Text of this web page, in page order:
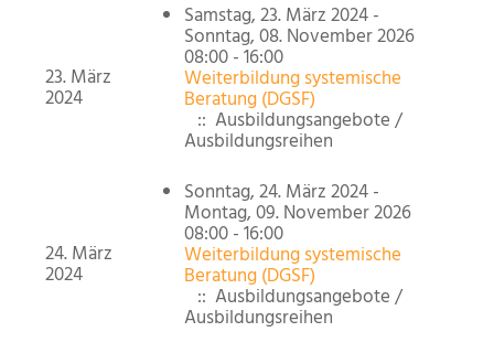
23. März
2024
Samstag, 23. März 2024 -
Sonntag, 08. November 2026
08:00 - 16:00
Weiterbildung systemische
Beratung (DGSF)
:: Ausbildungsangebote /
Ausbildungsreihen
24. März
2024
Sonntag, 24. März 2024 -
Montag, 09. November 2026
08:00 - 16:00
Weiterbildung systemische
Beratung (DGSF)
:: Ausbildungsangebote /
Ausbildungsreihen